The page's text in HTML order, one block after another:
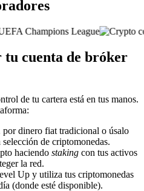
cuenta de bróker
de tu cartera está en tus manos.
dinero fiat tradicional o úsalo
de criptomonedas.
haciendo staking con tus activos
la red.
Up y utiliza tus criptomonedas
(donde esté disponible).